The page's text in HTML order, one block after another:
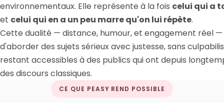
environnementaux. Elle représente à la fois celui qui a
et celui qui en a un peu marre qu'on lui répète.
Cette dualité — distance, humour, et engagement réel
d'aborder des sujets sérieux avec justesse, sans
restant accessibles à des publics qui ont depuis
des discours classiques.
CE QUE PEASY REND POSSIBLE